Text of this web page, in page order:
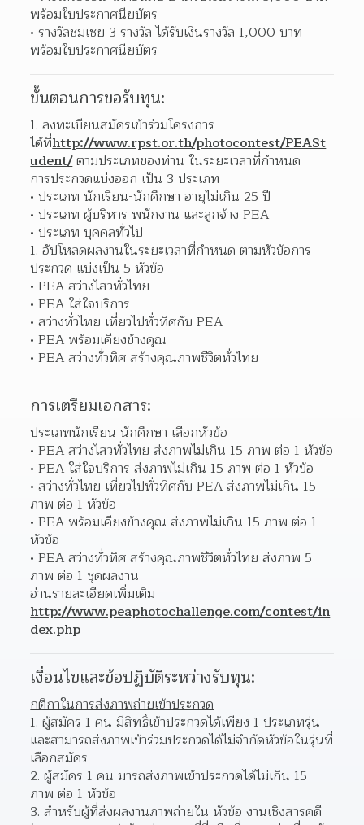
พร้อมใบประกาศนียบัตร
รางวัลชมเชย 3 รางวัล ได้รับเงินรางวัล 1,000 บาท
พร้อมใบประกาศนียบัตร
ขั้นตอนการขอรับทุน:
ลงทะเบียนสมัครเข้าร่วมโครงการ
ได้ที่http://www.rpst.or.th/photocontest/PEASt
udent/ ตามประเภทของท่าน ในระยะเวลาที่กำหนด
การประกวดแบ่งออก เป็น 3 ประเภท
ประเภท นักเรียน-นักศึกษา อายุไม่เกิน 25 ปี
ประเภท ผู้บริหาร พนักงาน และลูกจ้าง PEA
ประเภท บุคคลทั่วไป
อัปโหลดผลงานในระยะเวลาที่กำหนด ตามหัวข้อการ
ประกวด แบ่งเป็น 5 หัวข้อ
PEA สว่างไสวทั่วไทย
PEA ใส่ใจบริการ
สว่างทั่วไทย เที่ยวไปทั่วทิศกับ PEA
PEA พร้อมเคียงข้างคุณ
PEA สว่างทั่วทิศ สร้างคุณภาพชีวิตทั่วไทย
การเตรียมเอกสาร:
ประเภทนักเรียน นักศึกษา เลือกหัวข้อ
PEA ใส่ใจบริการ ส่งภาพไม่เกิน 15 ภาพ ต่อ 1 หัวข้อ
สว่างทั่วไทย เที่ยวไปทั่วทิศกับ PEA ส่งภาพไม่เกิน 15
ภาพ ต่อ 1 หัวข้อ
PEA พร้อมเคียงข้างคุณ ส่งภาพไม่เกิน 15 ภาพ ต่อ 1
หัวข้อ
PEA สว่างทั่วทิศ สร้างคุณภาพชีวิตทั่วไทย ส่งภาพ 5
ภาพ ต่อ 1 ชุดผลงาน
http://www.peaphotochallenge.com/contest/in
dex.php
เงื่อนไขและข้อปฏิบัติระหว่างรับทุน:
กติกาในการส่งภาพถ่ายเข้าประกวด
ผู้สมัคร 1 คน มีสิทธิ์เข้าประกวดได้เพียง 1 ประเภทรุ่น
และสามารถส่งภาพเข้าร่วมประกวดได้ไม่จำกัดหัวข้อในรุ่นที่
เลือกสมัคร
ผู้สมัคร 1 คน มารถส่งภาพเข้าประกวดได้ไม่เกิน 15
ภาพ ต่อ 1 หัวข้อ
สำหรับผู้ที่ส่งผลงานภาพถ่ายใน หัวข้อ งานเชิงสารคดี